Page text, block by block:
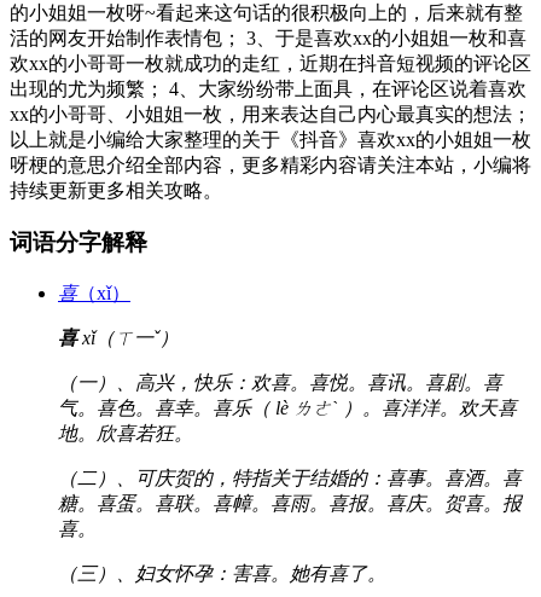
的小姐姐一枚呀~看起来这句话的很积极向上的，后来就有整
活的网友开始制作表情包； 3、于是喜欢xx的小姐姐一枚和喜
欢xx的小哥哥一枚就成功的走红，近期在抖音短视频的评论区
出现的尤为频繁； 4、大家纷纷带上面具，在评论区说着喜欢
xx的小哥哥、小姐姐一枚，用来表达自己内心最真实的想法；
以上就是小编给大家整理的关于《抖音》喜欢xx的小姐姐一枚
呀梗的意思介绍全部内容，更多精彩内容请关注本站，小编将
持续更新更多相关攻略。
词语分字解释
喜（xǐ）
喜xǐ（ㄒ一ˇ）
（一）、高兴，快乐：欢喜。喜悦。喜讯。喜剧。喜
气。喜色。喜幸。喜乐（ lè ㄌㄜˋ ）。喜洋洋。欢天喜
地。欣喜若狂。
（二）、可庆贺的，特指关于结婚的：喜事。喜酒。喜
糖。喜蛋。喜联。喜幛。喜雨。喜报。喜庆。贺喜。报
喜。
（三）、妇女怀孕：害喜。她有喜了。